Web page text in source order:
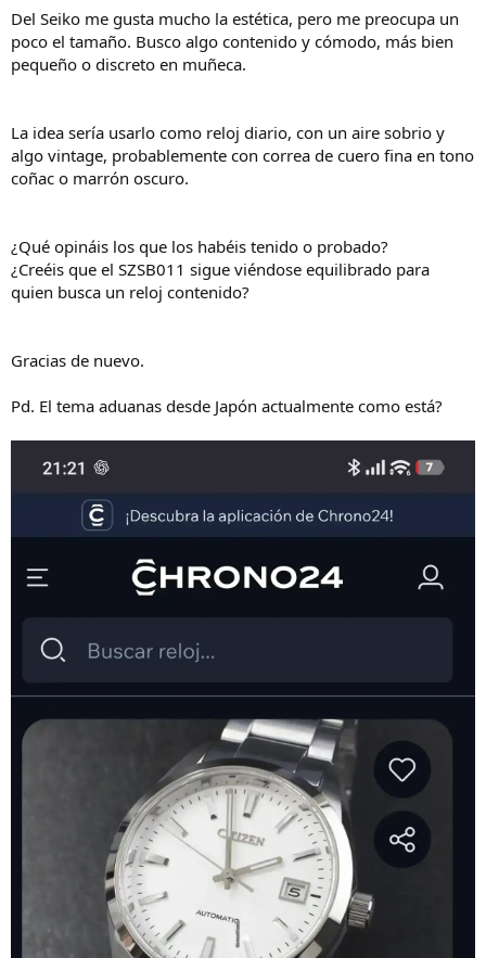
Del Seiko me gusta mucho la estética, pero me preocupa un
poco el tamaño. Busco algo contenido y cómodo, más bien
pequeño o discreto en muñeca.
La idea sería usarlo como reloj diario, con un aire sobrio y
algo vintage, probablemente con correa de cuero fina en tono
coñac o marrón oscuro.
¿Qué opináis los que los habéis tenido o probado?
¿Creéis que el SZSB011 sigue viéndose equilibrado para
quien busca un reloj contenido?
Gracias de nuevo.
Pd. El tema aduanas desde Japón actualmente como está?